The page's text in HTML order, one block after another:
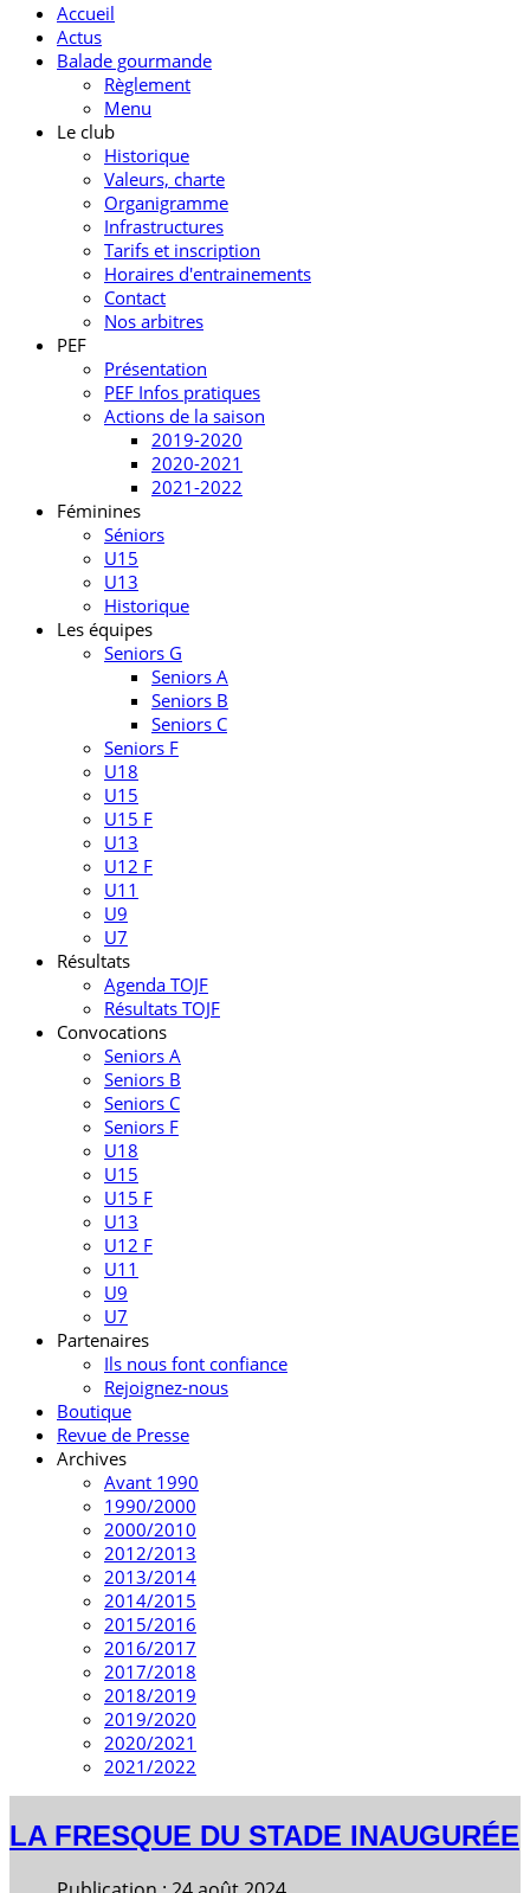
Accueil
Actus
Balade gourmande
Règlement
Menu
Le club
Historique
Valeurs, charte
Organigramme
Infrastructures
Tarifs et inscription
Horaires d'entrainements
Contact
Nos arbitres
PEF
Présentation
PEF Infos pratiques
Actions de la saison
2019-2020
2020-2021
2021-2022
Féminines
Séniors
U15
U13
Historique
Les équipes
Seniors G
Seniors A
Seniors B
Seniors C
Seniors F
U18
U15
U15 F
U13
U12 F
U11
U9
U7
Résultats
Agenda TOJF
Résultats TOJF
Convocations
Seniors A
Seniors B
Seniors C
Seniors F
U18
U15
U15 F
U13
U12 F
U11
U9
U7
Partenaires
Ils nous font confiance
Rejoignez-nous
Boutique
Revue de Presse
Archives
Avant 1990
1990/2000
2000/2010
2012/2013
2013/2014
2014/2015
2015/2016
2016/2017
2017/2018
2018/2019
2019/2020
2020/2021
2021/2022
LA FRESQUE DU STADE INAUGURÉE